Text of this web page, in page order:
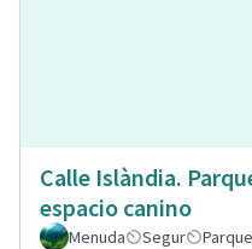
Calle Islàndia.
espacio canino
Menuda Segur